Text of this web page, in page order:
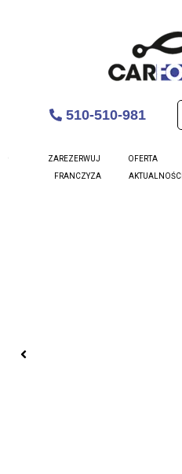
510-510-981
ZAREZERWUJ OFERTA
FRANCZYZA
AKTUALNOŚCI
Volvo V60